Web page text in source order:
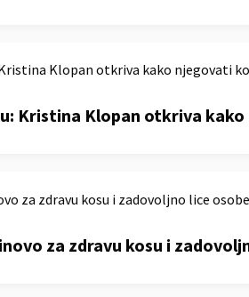
Kristina Klopan otkriva
za zdravu kosu i